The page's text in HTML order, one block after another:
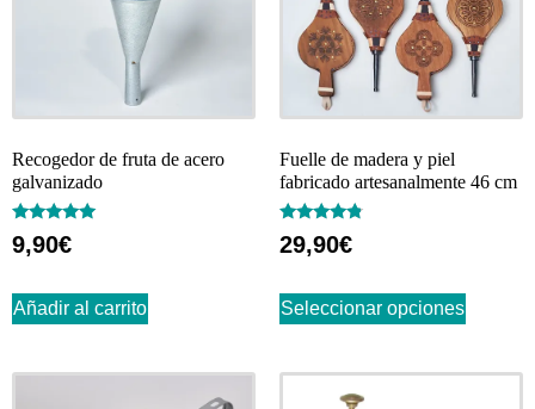
Recogedor de fruta de acero
galvanizado
Valorado
con
9,90€
Añadir al carrito
Fuelle de madera y piel
fabricado artesanalmente 46 cm
Valorado
con
29,90€
Seleccionar opciones